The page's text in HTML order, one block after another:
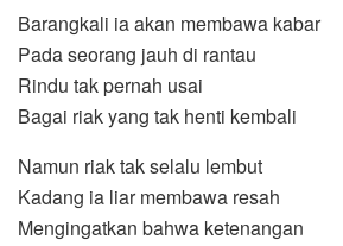
Barangkali ia akan membawa kabar
Pada seorang jauh di rantau
Rindu tak pernah usai
Bagai riak yang tak henti kembali
Namun riak tak selalu lembut
Kadang ia liar membawa resah
Mengingatkan bahwa ketenangan